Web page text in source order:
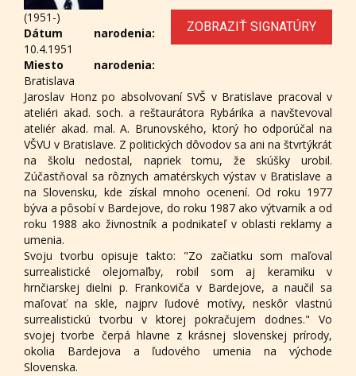
ZOBRAZIŤ SIGNATÚRY
(1951-)
Dátum narodenia:
10.4.1951
Miesto narodenia:
Bratislava
Jaroslav Honz po absolvovaní SVŠ v Bratislave pracoval v
ateliéri akad. soch. a reštaurátora Rybárika a navštevoval
ateliér akad. mal. A. Brunovského, ktorý ho odporúčal na
VŠVU v Bratislave. Z politických dôvodov sa ani na štvrtýkrát
na školu nedostal, napriek tomu, že skúšky urobil.
Zúčastňoval sa rôznych amatérskych výstav v Bratislave a
na Slovensku, kde získal mnoho ocenení. Od roku 1977
býva a pôsobí v Bardejove, do roku 1987 ako výtvarník a od
roku 1988 ako živnostník a podnikateľ v oblasti reklamy a
umenia.
Svoju tvorbu opisuje takto: "Zo začiatku som maľoval
surrealistické olejomaľby, robil som aj keramiku v
hrnčiarskej dielni p. Frankoviča v Bardejove, a naučil sa
maľovať na skle, najprv ľudové motívy, neskôr vlastnú
surrealistickú tvorbu v ktorej pokračujem dodnes." Vo
svojej tvorbe čerpá hlavne z krásnej slovenskej prírody,
okolia Bardejova a ľudového umenia na východe
Slovenska.